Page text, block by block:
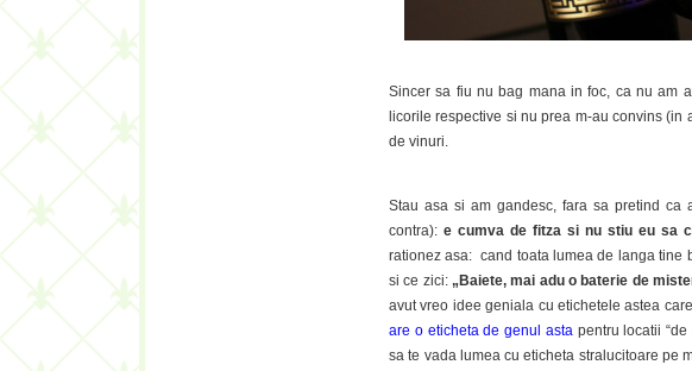
Sincer sa fiu nu bag mana in foc, ca nu am
licorile respective si nu prea m-au convins
de vinuri.
Stau asa si am gandesc, fara sa pretind ca
contra): e cumva de fitza si nu stiu eu sa
rationez asa: cand toata lumea de langa tine
si ce zici: „Baiete, mai adu o baterie de
avut vreo idee geniala cu etichetele astea
are o eticheta de genul astapentru locatii “de
sa te vada lumea cu eticheta stralucitoare pe